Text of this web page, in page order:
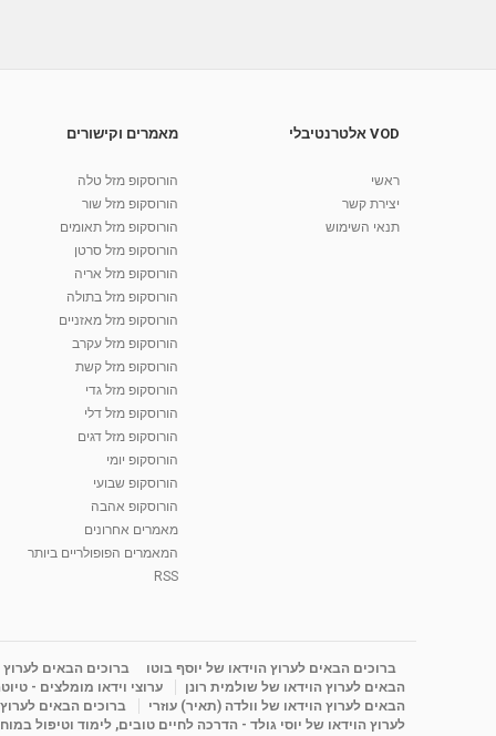
VOD אלטרנטיבלי
ראשי
יצירת קשר
תנאי השימוש
מאמרים וקישורים
הורוסקופ מזל טלה
הורוסקופ מזל שור
הורוסקופ מזל תאומים
הורוסקופ מזל סרטן
הורוסקופ מזל אריה
הורוסקופ מזל בתולה
הורוסקופ מזל מאזניים
הורוסקופ מזל עקרב
הורוסקופ מזל קשת
הורוסקופ מזל גדי
הורוסקופ מזל דלי
הורוסקופ מזל דגים
הורוסקופ יומי
הורוסקופ שבועי
הורוסקופ אהבה
מאמרים אחרונים
המאמרים הפופולריים ביותר
RSS
ברוכים הבאים לערוץ הוידאו של יוסף בוטו
ברוכים הבאים לערוץ
הבאים לערוץ הוידאו של שולמית רונן
ערוצי וידאו מומלצים -
הבאים לערוץ הוידאו של וולדה (תאיר) עוזרי
ברוכים הבאים
לערוץ הוידאו של יוסי גולד - הדרכה לחיים טובים, לימוד וטיפול